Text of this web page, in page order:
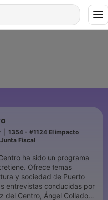
1354 - #1124 El impacto
Fiscal
ha sido un programa
Ofrece temas
y sociedad de Puerto
entrevistas conducidas por
del Centro, Ángel Collado